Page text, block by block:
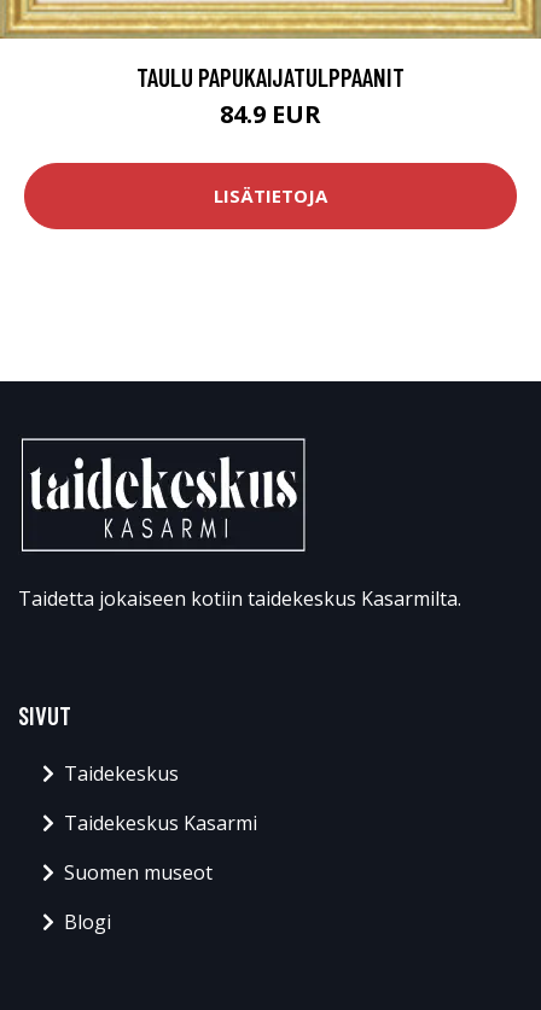
TAULU PAPUKAIJATULPPAANIT
84.9 EUR
LISÄTIETOJA
Taidetta jokaiseen kotiin taidekeskus Kasarmilta.
SIVUT
Taidekeskus
Taidekeskus Kasarmi
Suomen museot
Blogi